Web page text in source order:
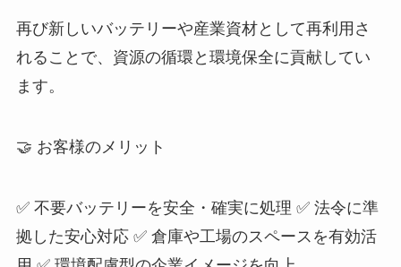
再び新しいバッテリーや産業資材として再利用さ
れることで、資源の循環と環境保全に貢献してい
ます。
🤝 お客様のメリット
✅ 不要バッテリーを安全・確実に処理 ✅ 法令に準
拠した安心対応 ✅ 倉庫や工場のスペースを有効活